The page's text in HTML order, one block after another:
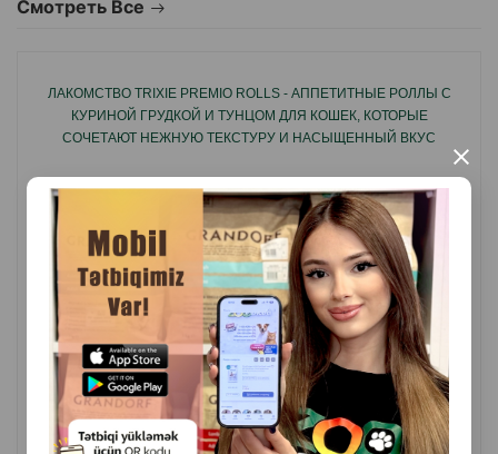
×
Лакомство можно давать отдельно, использовать
контакта с питомцем во время игр и обучения.
Смотреть Все
ЛАКОМСТВО TRIXIE PREMIO ROLLS - АППЕТИТНЫЕ РОЛЛЫ С
КУРИНОЙ ГРУДКОЙ И ТУНЦОМ ДЛЯ КОШЕК, КОТОРЫЕ
СОЧЕТАЮТ НЕЖНУЮ ТЕКСТУРУ И НАСЫЩЕННЫЙ ВКУС
( Отзывы)